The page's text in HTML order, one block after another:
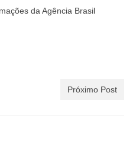
da Agência Brasil
Próximo Post